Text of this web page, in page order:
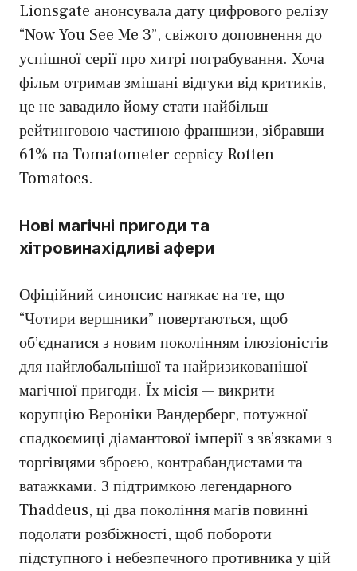
Lionsgate анонсувала дату цифрового релізу
“Now You See Me 3”, свіжого доповнення до
успішної серії про хитрі пограбування. Хоча
фільм отримав змішані відгуки від критиків,
це не завадило йому стати найбільш
рейтинговою частиною франшизи, зібравши
61% на Tomatometer сервісу Rotten
Tomatoes.
Нові магічні пригоди та
хітровинахідливі афери
Офіційний синопсис натякає на те, що
“Чотири вершники” повертаються, щоб
об’єднатися з новим поколінням ілюзіоністів
для найглобальнішої та найризикованішої
магічної пригоди. Їх місія — викрити
корупцію Вероніки Вандерберг, потужної
спадкоємиці діамантової імперії з зв’язками з
торгівцями зброєю, контрабандистами та
ватажками. З підтримкою легендарного
Thaddeus, ці два покоління магів повинні
подолати розбіжності, щоб побороти
підступного і небезпечного противника у цій